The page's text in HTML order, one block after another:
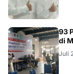
93
di
Juli